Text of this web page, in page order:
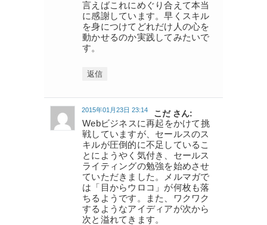
言えばこれにめぐり合えて本当
に感謝しています。早くスキル
を身につけてどれだけ人の心を
動かせるのか実践してみたいで
す。
返信
こだ さん:
2015年01月23日 23:14
Webビジネスに再起をかけて挑
戦していますが、セールスのス
キルが圧倒的に不足しているこ
とにようやく気付き、セールス
ライティングの勉強を始めさせ
ていただきました。メルマガで
は「目からウロコ」が何枚も落
ちるようです。また、ワクワク
するようなアイディアが次から
次と溢れてきます。